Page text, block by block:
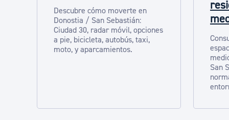
Descubre cómo moverte en
Donostia / San Sebastián:
Ciudad 30, radar móvil, opciones
a pie, bicicleta, autobús, taxi,
moto, y aparcamientos.
San